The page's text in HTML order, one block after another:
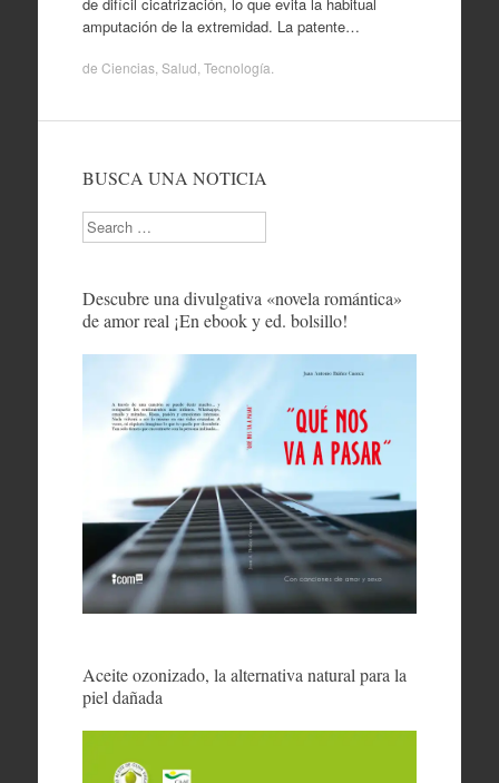
amputación de la extremidad. La patente…
de Ciencias, Salud Tecnología
BUSCA UNA NOTICIA
Search
Descubre una divulgativa «novela romántica»
de amor real ¡En ebook y ed. bolsillo!
Aceite ozonizado, la alternativa natural para la
piel dañada